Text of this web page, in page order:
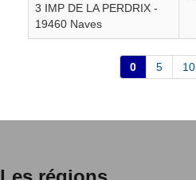
Juillac
La Chapelle-aux-Brocs
La Chapelle-aux-Saints
3 IMP DE LA PERDRIX -
19460 Naves
0 5 10